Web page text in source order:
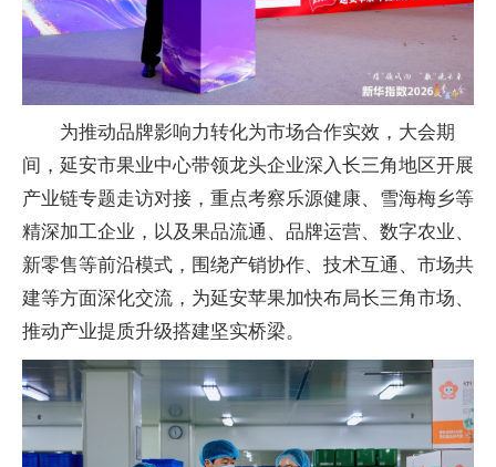
为推动品牌影响力转化为市场合作实效，大会期
间，延安市果业中心带领龙头企业深入长三角地区开展
产业链专题走访对接，重点考察乐源健康、雪海梅乡等
精深加工企业，以及果品流通、品牌运营、数字农业、
新零售等前沿模式，围绕产销协作、技术互通、市场共
建等方面深化交流，为延安苹果加快布局长三角市场、
推动产业提质升级搭建坚实桥梁。